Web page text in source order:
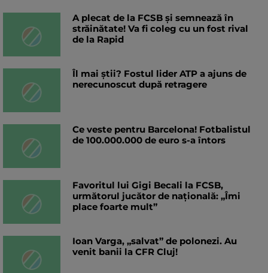
A plecat de la FCSB și semnează în
străinătate! Va fi coleg cu un fost rival
de la Rapid
Îl mai știi? Fostul lider ATP a ajuns de
nerecunoscut după retragere
Ce veste pentru Barcelona! Fotbalistul
de 100.000.000 de euro s-a întors
Favoritul lui Gigi Becali la FCSB,
următorul jucător de națională: „Îmi
place foarte mult”
Ioan Varga, „salvat” de polonezi. Au
venit banii la CFR Cluj!